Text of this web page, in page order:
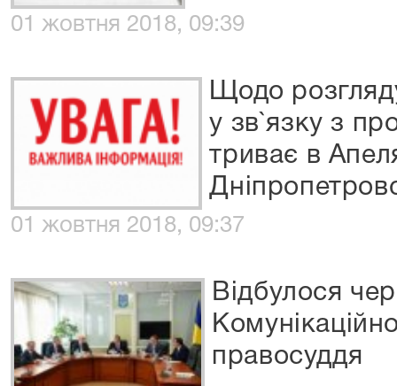
01 жовтня 2018, 09:39
Щодо
у зв`язку з
триває в
01 жовтня 2018, 09:37
Відбулося
правосуддя